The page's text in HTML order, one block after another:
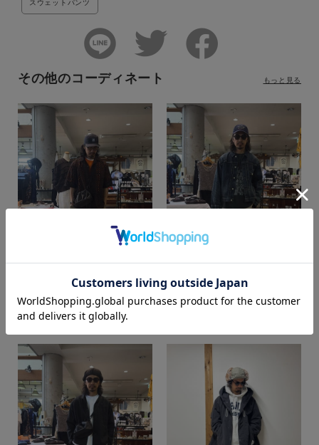
価格
商品タイプ
通常商品 予約商品
スウェットパンツ
その他のコーディネート
t.kimura
SUPER SHOP 鳥取店
166cm
t.kimura
SUPER SHOP 鳥取店
もっと見る